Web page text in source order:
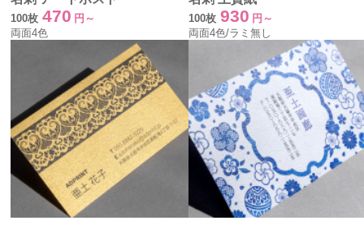
100枚 470 円～
両面4色
100枚 930 円～
両面4色/ラミ無し